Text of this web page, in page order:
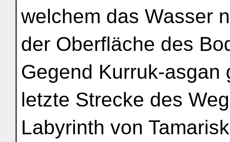
welchem das Wasser
der Oberfläche des
Gegend Kurruk-asgan
letzte Strecke des
Labyrinth von